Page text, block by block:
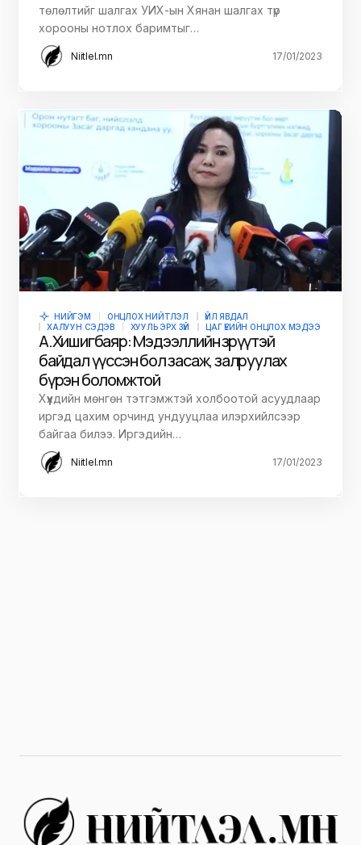
төлөлтийг шалгах УИХ-ын Хянан шалгах түр
хорооны нотлох баримтыг…
Niitlel.mn 17/01/2023
НИЙГЭМ ОНЦЛОХ НИЙТЛЭЛ
ҮЙЛ ЯВДАЛ
ХАЛУУН СЭДЭВ
ХУУЛЬ ЭРХ ЗҮЙ ЦАГ ҮЕИЙН ОНЦЛОХ МЭДЭЭ
А.Хишигбаяр: Мэдээллийн зөрүүтэй
байдал үүссэн бол засаж, залруулах
бүрэн боломжтой
Хүүхдийн мөнгөн тэтгэмжтэй холбоотой асуудлаар
иргэд цахим орчинд ундууцлаа илэрхийлсээр
байгаа билээ. Иргэдийн…
Niitlel.mn 17/01/2023